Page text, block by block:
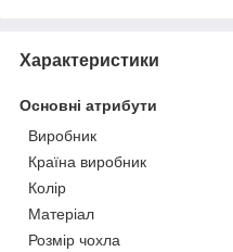
Характеристики
Основні атрибути
Виробник
Країна виробник
Колір
Матеріал
Розмір чохла